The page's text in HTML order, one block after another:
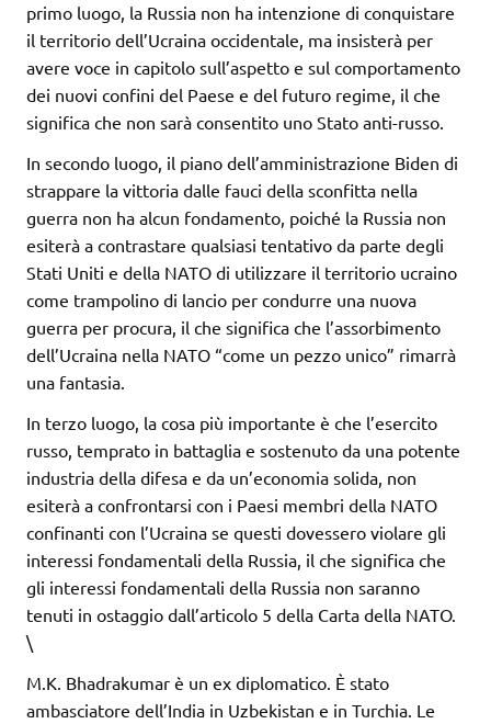
primo luogo, la Russia non ha intenzione di conquistare
il territorio dell’Ucraina occidentale, ma insisterà per
avere voce in capitolo sull’aspetto e sul comportamento
dei nuovi confini del Paese e del futuro regime, il che
significa che non sarà consentito uno Stato anti-russo.
In secondo luogo, il piano dell’amministrazione Biden di
strappare la vittoria dalle fauci della sconfitta nella
guerra non ha alcun fondamento, poiché la Russia non
esiterà a contrastare qualsiasi tentativo da parte degli
Stati Uniti e della NATO di utilizzare il territorio ucraino
come trampolino di lancio per condurre una nuova
guerra per procura, il che significa che l’assorbimento
dell’Ucraina nella NATO “come un pezzo unico” rimarrà
una fantasia.
In terzo luogo, la cosa più importante è che l’esercito
russo, temprato in battaglia e sostenuto da una potente
industria della difesa e da un’economia solida, non
esiterà a confrontarsi con i Paesi membri della NATO
confinanti con l’Ucraina se questi dovessero violare gli
interessi fondamentali della Russia, il che significa che
gli interessi fondamentali della Russia non saranno
tenuti in ostaggio dall’articolo 5 della Carta della NATO.
\
M.K. Bhadrakumar è un ex diplomatico. È stato
ambasciatore dell’India in Uzbekistan e in Turchia. Le